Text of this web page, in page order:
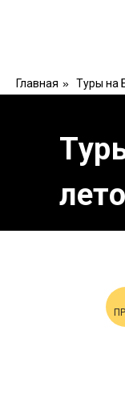
Главная » Туры на